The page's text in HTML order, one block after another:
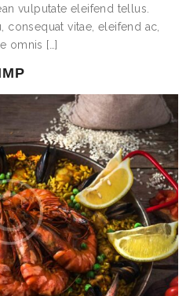
vulputate eleifend tellus.
vitae, eleifend ac,
omnis […]